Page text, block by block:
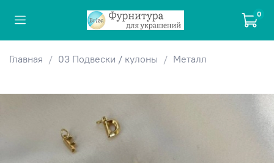
0
Главная 03 Подвески / кулоны Металл